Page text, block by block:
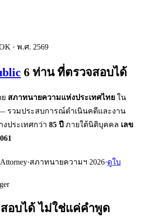
· พ.ศ. 2569
6 ท่าน ที่ตรวจสอบได้
สภาทนายความแห่งประเทศไทย ใน
รวมประสบการณ์ดำเนินคดีและงาน
งประเทศกว่า 85 ปี ภายใต้นิติบุคคล เลข
·สภาทนายความฯ 2026·ดูใบ
อบได้ ไม่ใช่แค่คำพูด